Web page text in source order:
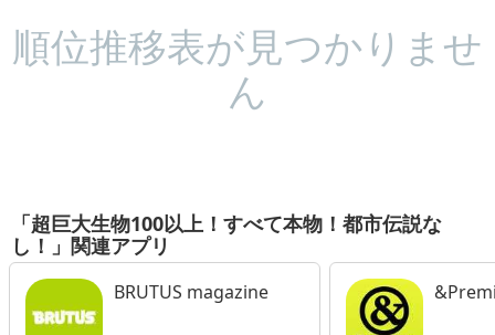
順位推移表が見つかりませ
ん
「超巨大生物100以上！すべて本物！都市伝説な
し！」関連アプリ
BRUTUS magazine